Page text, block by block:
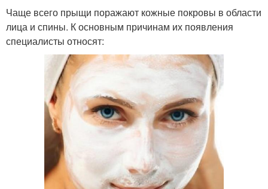
Чаще всего прыщи поражают кожные покровы в области
лица и спины. К основным причинам их появления
специалисты относят: